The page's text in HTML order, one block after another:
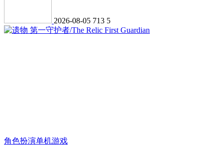
2026-08-05 713 5
角色扮演单机游戏